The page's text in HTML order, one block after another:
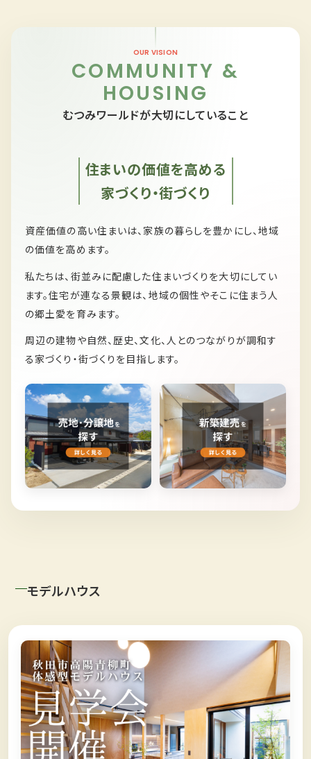
OUR VISION
COMMUNITY &
HOUSING
むつみワールドが大切にしていること
住まいの価値を高める
家づくり・街づくり
資産価値の高い住まいは、家族の暮らしを豊かにし、地域
の価値を高めます。
私たちは、 街並みに配慮した住まいづくりを大切にしてい
ます。住宅が連なる景観は、 地域の個性やそこに住まう人
の郷土愛を育みます。
周辺の建物や自然、歴史、文化、人とのつながりが調和す
る家づくり・街づくりを目指します。
モデルハウス